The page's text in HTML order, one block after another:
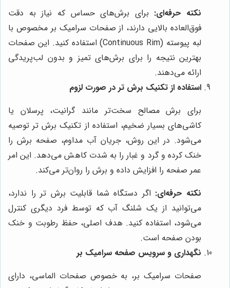
نکته حرفه‌ای: برای برش‌های حساس که نیاز به دقت
فوق‌العاده بالایی دارند، از صفحات سرامیک بر مخصوص با
لبه پیوسته (Continuous Rim) استفاده کنید. این صفحات
بهترین نتیجه را برای برش‌های تمیز و بدون لب‌پریدگی
ارائه می‌دهند.
استفاده از تکنیک برش تر در صورت لزوم
برای برش مصالح سخت‌تر مانند گرانیت، پرسلان یا
کاشی‌های بسیار ضخیم، استفاده از تکنیک برش تر توصیه
می‌شود. در این روش، جریان آب مداوم، صفحه برش را
خنک کرده و گرد و غبار را به شدت کاهش می‌دهد. این امر
عمر صفحه را افزایش داده و برش را روان‌تر می‌کند.
نکته حرفه‌ای: اگر دستگاه شما قابلیت برش تر را ندارد،
می‌توانید از یک شلنگ آب که توسط فرد دیگری کنترل
می‌شود، استفاده کنید. هدف اصلی، حفظ رطوبت و خنک
بودن صفحه است.
نگهداری و سرویس صفحه سرامیک بر
صفحات سرامیک بر، به خصوص صفحات الماسی، دارای